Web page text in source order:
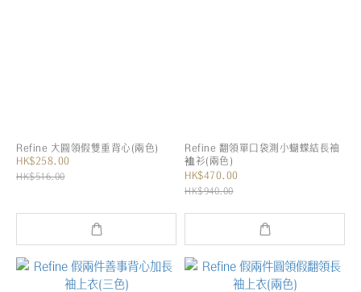
Refine 大圓領假雙重背心(兩色)
HK$258.00
HK$516.00
Refine 翻領單口袋測小蝴蝶結長袖
裇衫(兩色)
HK$470.00
HK$940.00